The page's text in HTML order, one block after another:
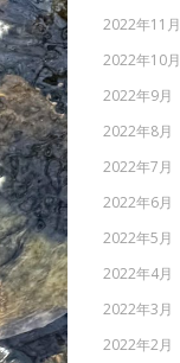
2022年11月
2022年10月
2022年9月
2022年8月
2022年7月
2022年6月
2022年5月
2022年4月
2022年3月
2022年2月